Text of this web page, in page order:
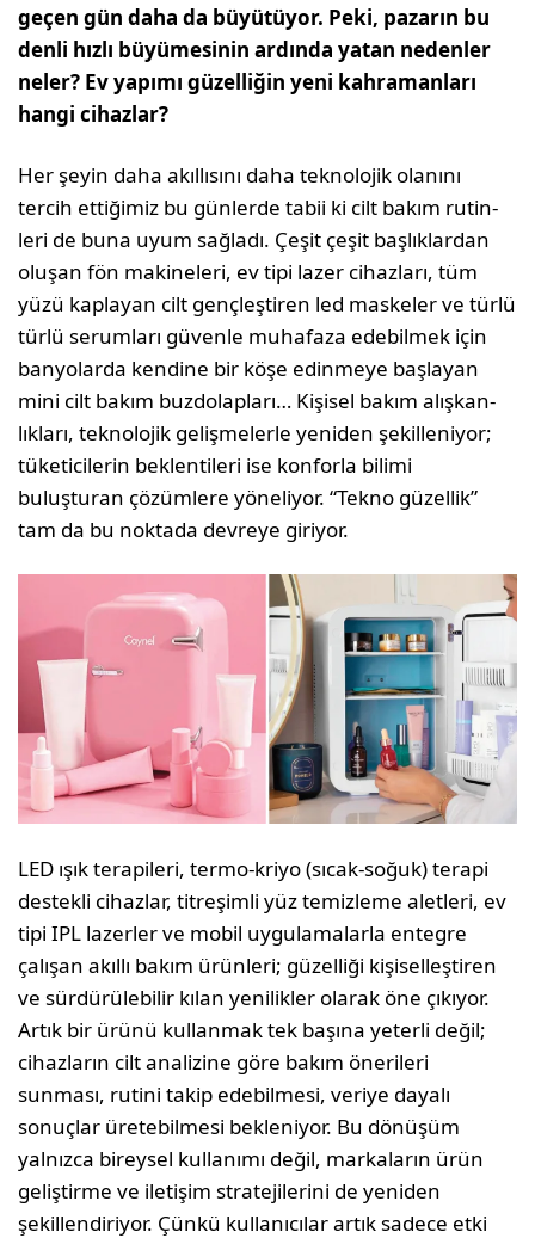
geçen gün daha da büyütüyor. Peki, pazarın bu
denli hızlı büyümesinin ardında yatan nedenler
neler? Ev yapımı güzelliğin yeni kahramanları
hangi cihazlar?
Her şeyin daha akıllısını daha tek­nolojik olanını
tercih ettiğimiz bu günlerde tabii ki cilt bakım rutin­
leri de buna uyum sağladı. Çeşit çeşit başlıklardan
oluşan fön ma­kineleri, ev tipi lazer cihazları, tüm
yüzü kapla­yan cilt gençleştiren led maskeler ve türlü
türlü serumları güvenle muhafaza edebilmek için
ban­yolarda kendine bir köşe edinmeye başlayan
mini cilt bakım buzdolapları… Kişisel bakım alışkan­
lıkları, teknolojik gelişmelerle yeniden şekilleni­yor;
tüketicilerin beklentileri ise konforla bilimi
buluşturan çözümlere yöneliyor. “Tekno güzellik”
tam da bu noktada devreye giriyor.
LED ışık terapileri, termo-kriyo (sıcak-soğuk) terapi
destekli cihazlar, titreşimli yüz temizleme aletleri, ev
tipi IPL lazerler ve mobil uygulamalar­la entegre
çalışan akıllı bakım ürünleri; güzelliği kişiselleştiren
ve sürdürülebilir kılan yenilikler olarak öne çıkıyor.
Artık bir ürünü kullanmak tek başına yeterli değil;
cihazların cilt analizine göre bakım önerileri
sunması, rutini takip edebilmesi, veriye dayalı
sonuçlar üretebilmesi bekleniyor. Bu dönüşüm
yalnızca bireysel kullanımı değil, markaların ürün
geliştirme ve iletişim strateji­lerini de yeniden
şekillendiriyor. Çünkü kullanı­cılar artık sadece etki